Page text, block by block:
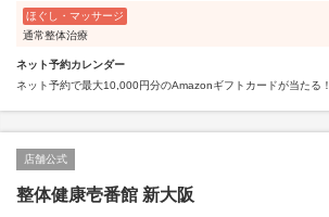
ほぐし・マッサージ
通常整体治療
ネット予約カレンダー
ネット予約で最大10,000円分のAmazonギフトカードが当たる！
店舗公式
整体健康壱番館 新大阪